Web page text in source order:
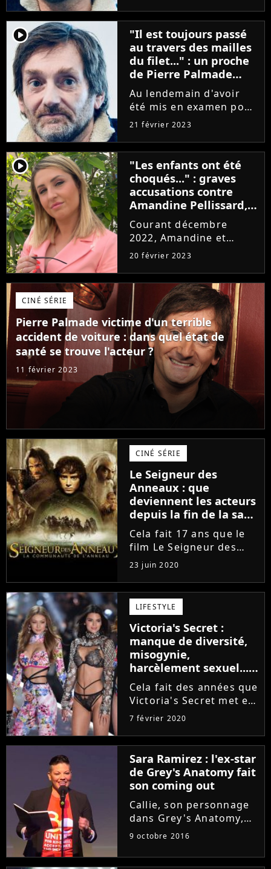
de l'hôpital Paul-
Brousse de Villejuif,
Pierre Palmade sera fixé
sur son sort le vendredi
24 février...
player2
"Il est toujours passé
au travers des mailles
du filet..." : un proche
de Pierre Palmade
balance après
l'accident
Au lendemain d'avoir
été mis en examen pour
homicide et blessures
Palmade a été visé par
une enquête pour
détention d'images
pédopornographiques.
Alors qu'une...
21 février 2023
player2
"Les enfants ont été
choqués..." : graves
accusations contre
Amandine Pellissard,
la police débarque
chez elle !
Courant décembre
2022, Amandine et
Alexandre Pellissard ont
dans le X. La
reconversion de l'ex-
couple star de Familles
nombreuses : la vie en
XXL n'a pas été sans...
20 février 2023
CINÉ SÉRIE
Pierre Palmade victime d'un terrible
accident de voiture : dans quel état de
santé se trouve l'acteur ?
11 février 2023
CINÉ SÉRIE
Le Seigneur des
Anneaux : que
deviennent les acteurs
depuis la fin de la saga
?
Cela fait 17 ans que le
film Le Seigneur des
anneaux : Le Retour du
roi, diffusé ce mardi 23
juin 2020 sur TF1, est
sorti au cinéma. Et
forcément, il s'est passé
beaucoup de choses...
23 juin 2020
LIFESTYLE
Victoria's Secret :
manque de diversité,
misogynie,
harcèlement sexuel...
Le point sur le
scandale
Cela fait des années que
Victoria's Secret met en
avant des tops aux
idéales. Une image très
loin du body positivisme
et qui agace de plus en
plus. Mais la marque...
7 février 2020
Sara Ramirez : l'ex-star
de Grey's Anatomy fait
son coming out
Callie, son personnage
dans Grey's Anatomy,
serait fière. C'est ce
comédienne Sara
9 octobre 2016